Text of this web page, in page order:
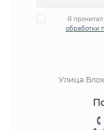
Я прочитал
обработки
Улица